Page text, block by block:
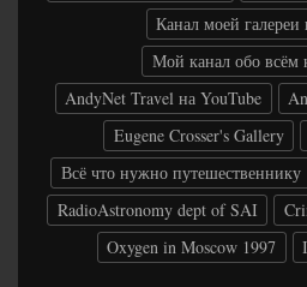
Канал моей галереи
Мой канал обо всём
AndyNet Travel на YouTube
Eugene Crosser's Gallery
Всё что нужно путешественнику
RadioAstronomy dept of SAI
Oxygen in Moscow 1997